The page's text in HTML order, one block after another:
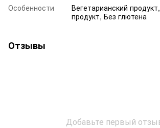
Особенности
Вегетарианский
продукт, Без глютена
Отзывы
Добавьте первый